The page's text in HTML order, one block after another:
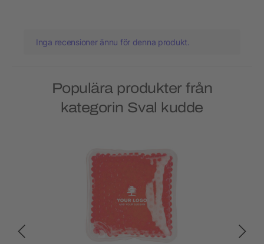
Inga recensioner ännu för denna produkt.
Populära produkter från
kategorin Sval kudde